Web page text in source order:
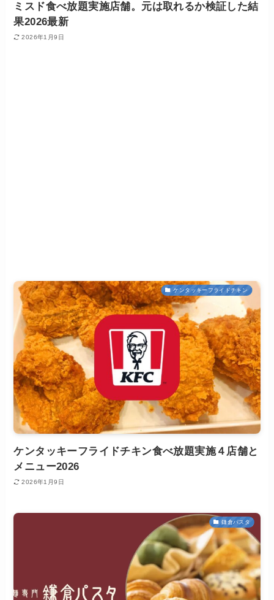
ミスド食べ放題実施店舗。元は取れるか検証した結
果2026最新
2026年1月9日
ケンタッキーフライドチキン
ケンタッキーフライドチキン食べ放題実施４店舗と
メニュー2026
2026年1月9日
鎌倉パスタ